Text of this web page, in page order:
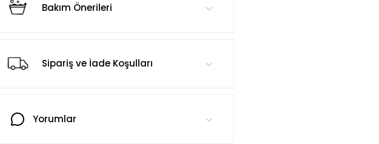
Bakım Önerileri
Sipariş ve İade Koşulları
Yorumlar